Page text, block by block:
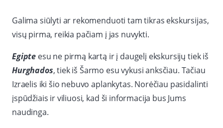
Galima siūlyti ar rekomenduoti tam tikras ekskursijas,
visų pirma, reikia pačiam į jas nuvykti.
Egipte esu ne pirmą kartą ir į daugelį ekskursijų tiek iš
Hurghados, tiek iš Šarmo esu vykusi anksčiau. Tačiau
Izraelis iki šio nebuvo aplankytas. Norėčiau pasidalinti
įspūdžiais ir viliuosi, kad ši informacija bus Jums
naudinga.